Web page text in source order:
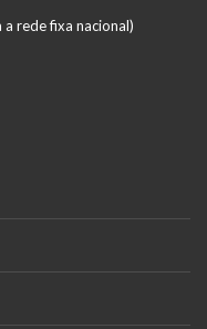
rede fixa nacional)